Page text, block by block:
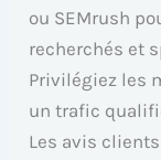
ou SEMrush
recherchés et
Privilégiez les
un trafic
Les avis